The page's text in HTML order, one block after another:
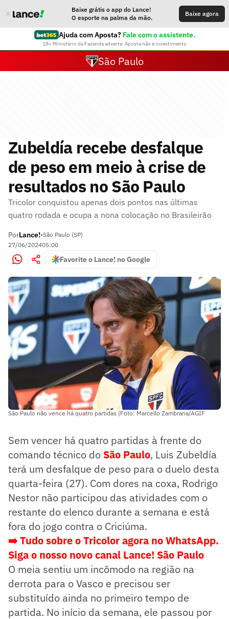
Baixe grátis o app do Lance!
O esporte na palma da mão.
Baixe agora
Ajuda com Aposta? Fale com o assistente.
18+ Ministério da Fazenda adverte: Aposta não é investimento
São Paulo
Zubeldía recebe desfalque
de peso em meio à crise de
resultados no São Paulo
Tricolor conquistou apenas dois pontos nas últimas
quatro rodada e ocupa a nona colocação no Brasileirão
PorLance!•São Paulo (SP)
27/06/202405:00
Favorite o Lance! no Google
São Paulo não vence há quatro partidas (Foto: Marcello Zambrana/AGIF
Sem vencer há quatro partidas à frente do
comando técnico do São Paulo, Luis Zubeldía
terá um desfalque de peso para o duelo desta
quarta-feira (27). Com dores na coxa, Rodrigo
Nestor não participou das atividades com o
restante do elenco durante a semana e está
fora do jogo contra o Criciúma.
➡️ Tudo sobre o Tricolor agora no WhatsApp.
Siga o nosso novo canal Lance! São Paulo
O meia sentiu um incômodo na região na
derrota para o Vasco e precisou ser
substituído ainda no primeiro tempo de
partida. No início da semana, ele passou por